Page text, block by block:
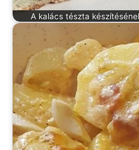
A kalács tészta